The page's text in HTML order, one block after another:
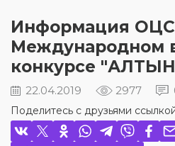
Информация
Международном
конкурсе
22.04.2019 2977
Поделитесь с друзьями